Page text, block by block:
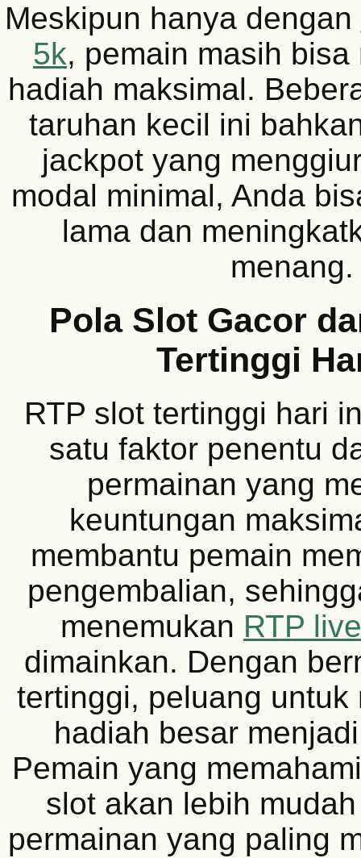
Meskipun hanya dengan
5k, pemain masih
hadiah maksimal.
taruhan kecil ini
jackpot yang
modal minimal, Anda
lama dan
menang.
Pola Slot Gacor
Tertinggi
RTP slot tertinggi hari
satu faktor penentu
permainan yang
keuntungan
membantu pemain
pengembalian,
menemukan RTP
dimainkan. Dengan
tertinggi, peluang untuk
hadiah besar
Pemain yang
slot akan lebih
permainan yang paling